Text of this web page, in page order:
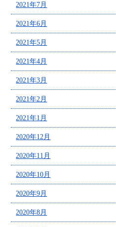
2021年7月
2021年6月
2021年5月
2021年4月
2021年3月
2021年2月
2021年1月
2020年12月
2020年11月
2020年10月
2020年9月
2020年8月